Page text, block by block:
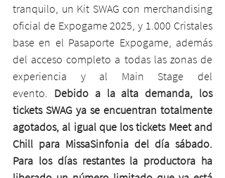
tranquilo, un Kit SWAG con merchandising
oficial de Expogame 2025, y 1.000 Cristales
base en el Pasaporte Expogame, además
del acceso completo a todas las zonas de
experiencia y al Main Stage del
evento. Debido a la alta demanda, los
tickets SWAG ya se encuentran totalmente
agotados, al igual que los tickets Meet and
Chill para MissaSinfonia del día sábado.
Para los días restantes la productora ha